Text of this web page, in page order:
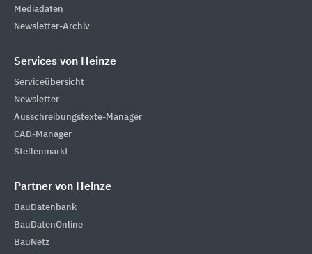
Mediadaten
Newsletter-Archiv
Services von Heinze
Serviceübersicht
Newsletter
Ausschreibungstexte-Manager
CAD-Manager
Stellenmarkt
Partner von Heinze
BauDatenbank
BauDatenOnline
BauNetz